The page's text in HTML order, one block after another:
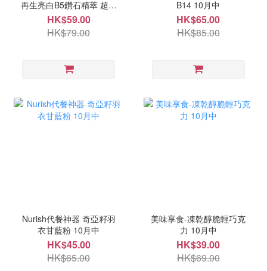
再生亮白B5鑽石精萃 超大
容量 120ml 10月中
HK$59.00
HK$79.00
B14 10月中
HK$65.00
HK$85.00
Nurish代餐神器 奇亞籽羽
衣甘藍粉 10月中
HK$45.00
HK$65.00
美味享食-凍乾醇脆輕巧克
力 10月中
HK$39.00
HK$69.00